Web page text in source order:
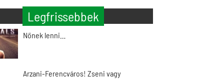
Legfrissebbek
Nőnek lenni…
Arzani-Ferencváros! Zseni vagy